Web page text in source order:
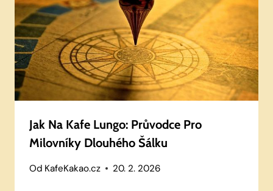
Jak Na Kafe Lungo: Průvodce Pro
Milovníky Dlouhého Šálku
Od KafeKakao.cz 20. 2. 2026